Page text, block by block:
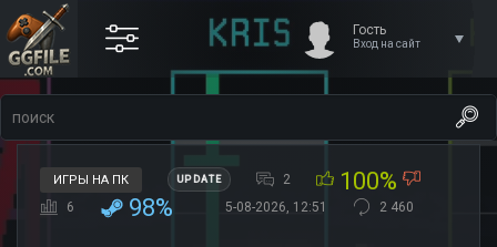
Гость
Вход на сайт
ИГРЫ НА ПК UPDATE 2 100%
6 98% 5-08-2026, 12:51 2 460